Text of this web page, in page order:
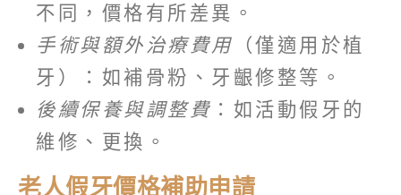
不同，價格有所差異。
手術與額外治療費用 （僅適用於植
牙）：如補骨粉、牙齦修整等。
後續保養與調整費 ：如活動假牙的
維修、更換。
老人假牙價格補助申請